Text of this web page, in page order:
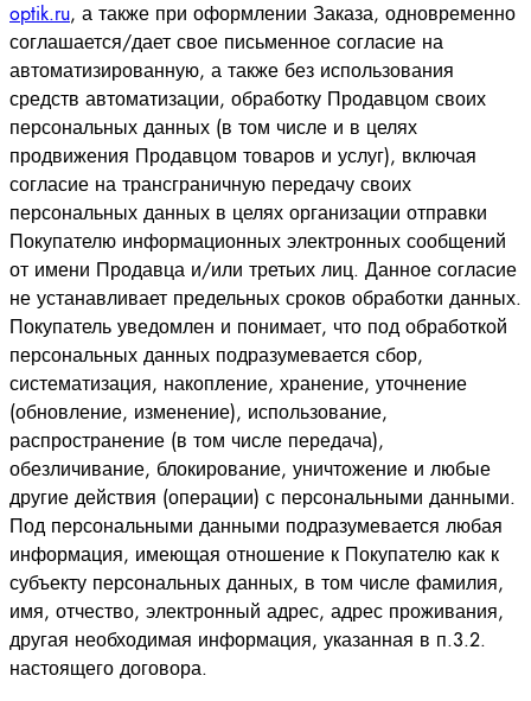
optik.ru, а также при оформлении Заказа, одновременно
соглашается/дает свое письменное согласие на
автоматизированную, а также без использования
средств автоматизации, обработку Продавцом своих
персональных данных (в том числе и в целях
продвижения Продавцом товаров и услуг), включая
согласие на трансграничную передачу своих
персональных данных в целях организации отправки
Покупателю информационных электронных сообщений
от имени Продавца и/или третьих лиц. Данное согласие
не устанавливает предельных сроков обработки данных.
Покупатель уведомлен и понимает, что под обработкой
персональных данных подразумевается сбор,
систематизация, накопление, хранение, уточнение
(обновление, изменение), использование,
распространение (в том числе передача),
обезличивание, блокирование, уничтожение и любые
другие действия (операции) с персональными данными.
Под персональными данными подразумевается любая
информация, имеющая отношение к Покупателю как к
субъекту персональных данных, в том числе фамилия,
имя, отчество, электронный адрес, адрес проживания,
другая необходимая информация, указанная в п.3.2.
настоящего договора.